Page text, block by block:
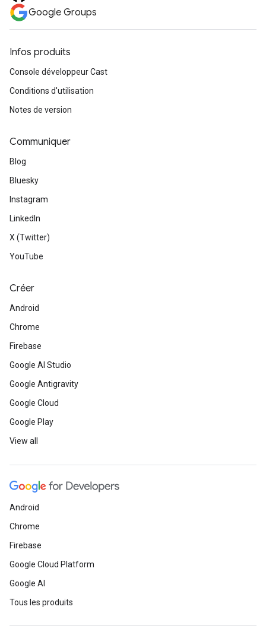
Google Groups
Infos produits
Console développeur Cast
Conditions d'utilisation
Notes de version
Communiquer
Blog
Bluesky
Instagram
LinkedIn
X (Twitter)
YouTube
Créer
Android
Chrome
Firebase
Google AI Studio
Google Antigravity
Google Cloud
Google Play
View all
Android
Chrome
Firebase
Google Cloud Platform
Google AI
Tous les produits